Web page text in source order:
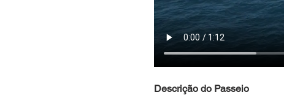
Descrição do Passeio